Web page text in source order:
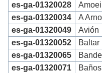
es-ga-01320028
es-ga-01320034
A
es-ga-01320049
Avión
es-ga-01320052
Baltar
es-ga-01320065
Bande
es-ga-01320071